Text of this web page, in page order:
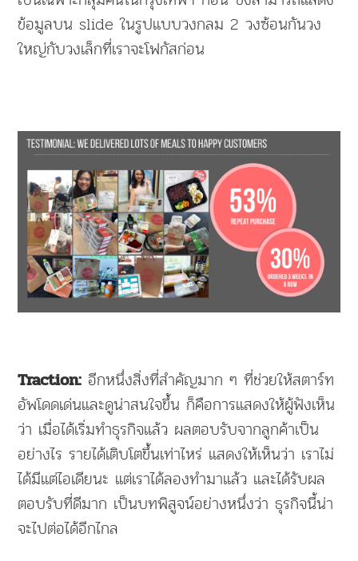
ข้อมูลบน slide ในรูปแบบวงกลม 2 วงซ้อนกันวง
ใหญ่กับวงเล็กที่เราจะโฟกัสก่อน
Traction: อีกหนึ่งสิ่งที่สำคัญมาก ๆ ที่ช่วยให้สตาร์ท
อัพโดดเด่นและดูน่าสนใจขึ้น ก็คือการแสดงให้ผู้ฟังเห็น
ว่า เมื่อได้เริ่มทำธุรกิจแล้ว ผลตอบรับจากลูกค้าเป็น
อย่างไร รายได้เติบโตขึ้นเท่าไหร่ แสดงให้เห็นว่า เราไม่
ได้มีแต่ไอเดียนะ แต่เราได้ลองทำมาแล้ว และได้รับผล
ตอบรับที่ดีมาก เป็นบทพิสูจน์อย่างหนึ่งว่า ธุรกิจนี้น่า
จะไปต่อได้อีกไกล